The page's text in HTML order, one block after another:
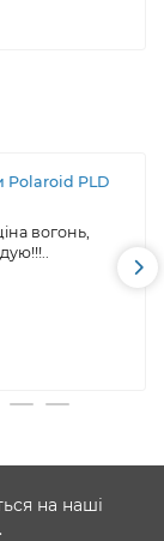
Polaroid PLD
вогонь,
на наші